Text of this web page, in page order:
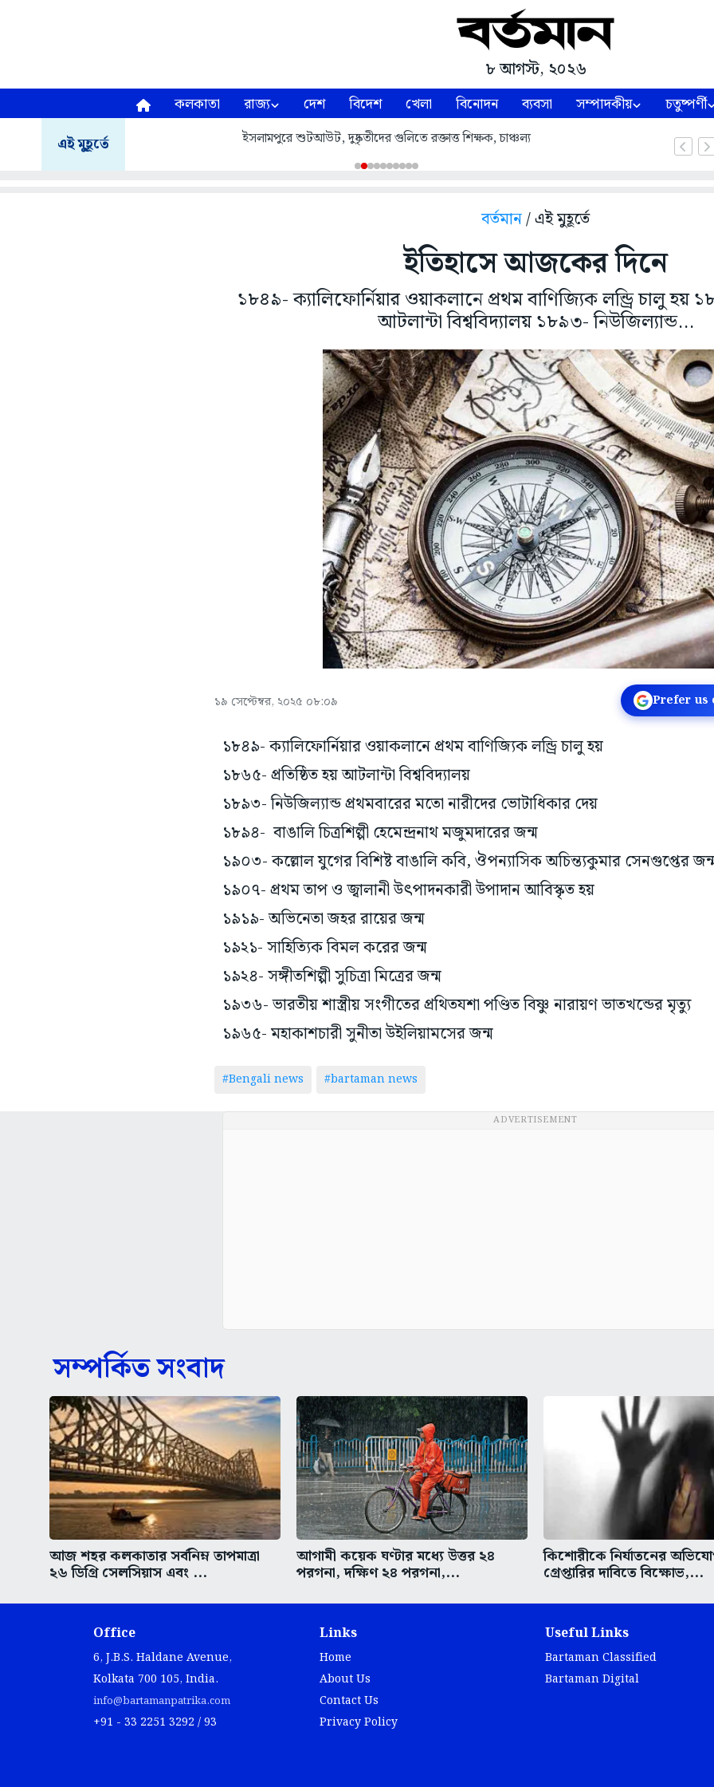
৮ আগস্ট, ২০২৬
কলকাতা রাজ্য দেশ বিদেশ খেলা বিনোদন ব্যবসা সম্পাদকীয় চতুষ্পর্ণী
এই মুহূর্তে ইসলামপুরে শুটআউট, দুষ্কৃতীদের গুলিতে রক্তাত্ত শিক্ষক, চাঞ্চল্য
বর্তমান/ এই মুহূর্তে
ইতিহাসে আজকের দিনে
১৮৪৯- ক্যালিফোর্নিয়ার ওয়াকলানে প্রথম বাণিজ্যিক লন্ড্রি চালু হয়
আটলান্টা বিশ্ববিদ্যালয় ১৮৯৩- নিউজিল্যান্ড...
১৯ সেপ্টেম্বর, ২০২৫ ০৮:০৯ Prefer us
১৮৪৯- ক্যালিফোর্নিয়ার ওয়াকলানে প্রথম বাণিজ্যিক লন্ড্রি চালু হয়
১৮৬৫- প্রতিষ্ঠিত হয় আটলান্টা বিশ্ববিদ্যালয়
১৮৯৩- নিউজিল্যান্ড প্রথমবারের মতো নারীদের ভোটাধিকার দেয়
১৮৯৪- বাঙালি চিত্রশিল্পী হেমেন্দ্রনাথ মজুমদারের জন্ম
১৯০৩- কল্লোল যুগের বিশিষ্ট বাঙালি কবি, ঔপন্যাসিক অচিন্ত্যকুমার সেনগুপ্তের
১৯০৭- প্রথম তাপ ও জ্বালানী উৎপাদনকারী উপাদান আবিস্কৃত হয়
১৯১৯- অভিনেতা জহর রায়ের জন্ম
১৯২১- সাহিত্যিক বিমল করের জন্ম
১৯২৪- সঙ্গীতশিল্পী সুচিত্রা মিত্রের জন্ম
১৯৩৬- ভারতীয় শাস্ত্রীয় সংগীতের প্রথিতযশা পণ্ডিত বিষ্ণু নারায়ণ ভাতখন্ডের মৃত্যু
১৯৬৫- মহাকাশচারী সুনীতা উইলিয়ামসের জন্ম
#Bengali news #bartaman news
ADVERTISEMENT
সম্পর্কিত সংবাদ
আজ শহর কলকাতার সর্বনিম্ন তাপমাত্রা
২৬ ডিগ্রি সেলসিয়াস এবং ...
আগামী কয়েক ঘণ্টার মধ্যে উত্তর ২৪
পরগনা, দক্ষিণ ২৪ পরগনা,...
কিশোরীকে নির্যাতনের
গ্রেপ্তারির দাবিতে বিক্ষোভ,...
Office
6, J.B.S. Haldane Avenue,
Kolkata 700 105, India.
info@bartamanpatrika.com
+91 - 33 2251 3292 / 93
Links
Home
About Us
Contact Us
Privacy Policy
Useful Links
Bartaman Classified
Bartaman Digital